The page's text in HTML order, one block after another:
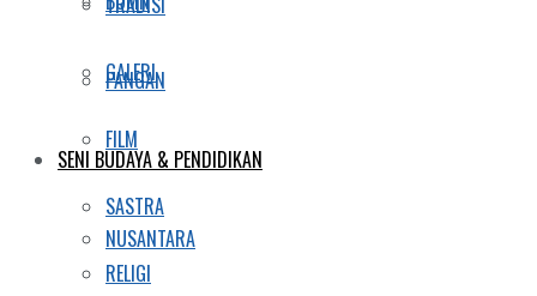
GALERI
FILM
SASTRA
RELIGI
PANGAN
SENI BUDAYA & PENDIDIKAN
NUSANTARA